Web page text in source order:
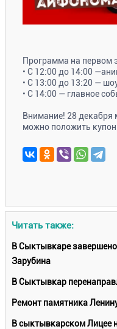
Программа на первом
• С 12:00 до 14:00
• С 13:00 до 13:20 —
• С 14:00 — главное
Внимание! 28 декабря
можно положить
Читать также:
В Сыктывкаре
Зарубина
В Сыктывкар
Ремонт памятника
В сыктывкарском Лицее